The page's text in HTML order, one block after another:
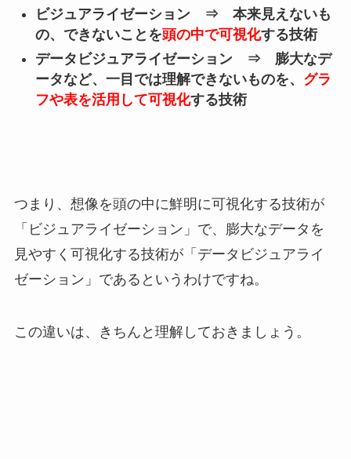
ビジュアライゼーション ⇒ 本来見えないも
の、できないことを頭の中で可視化する技術
データビジュアライゼーション ⇒ 膨大なデ
ータなど、一目では理解できないものを、 グラ
フや表を活用して可視化する技術
つまり、想像を頭の中に鮮明に可視化する技術が
「ビジュアライゼーション」で、膨大なデータを
見やすく可視化する技術が「データビジュアライ
ゼーション」であるというわけですね。
この違いは、きちんと理解しておきましょう。